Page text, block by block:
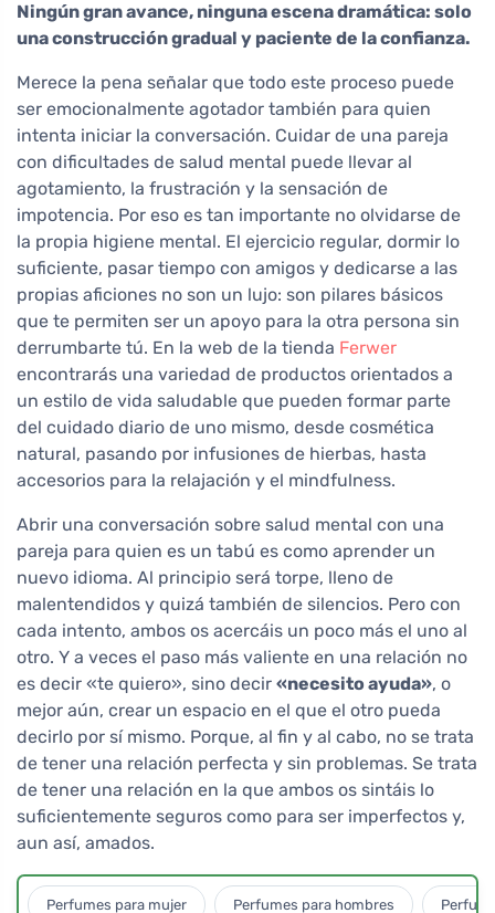
Ningún gran avance, ninguna escena dramática: solo
una construcción gradual y paciente de la confianza.
Merece la pena señalar que todo este proceso puede
ser emocionalmente agotador también para quien
intenta iniciar la conversación. Cuidar de una pareja
con dificultades de salud mental puede llevar al
agotamiento, la frustración y la sensación de
impotencia. Por eso es tan importante no olvidarse de
la propia higiene mental. El ejercicio regular, dormir lo
suficiente, pasar tiempo con amigos y dedicarse a las
propias aficiones no son un lujo: son pilares básicos
que te permiten ser un apoyo para la otra persona sin
derrumbarte tú. En la web de la tienda Ferwer
encontrarás una variedad de productos orientados a
un estilo de vida saludable que pueden formar parte
del cuidado diario de uno mismo, desde cosmética
natural, pasando por infusiones de hierbas, hasta
accesorios para la relajación y el mindfulness.
Abrir una conversación sobre salud mental con una
pareja para quien es un tabú es como aprender un
nuevo idioma. Al principio será torpe, lleno de
malentendidos y quizá también de silencios. Pero con
cada intento, ambos os acercáis un poco más el uno al
otro. Y a veces el paso más valiente en una relación no
es decir «te quiero», sino decir «necesito ayuda», o
mejor aún, crear un espacio en el que el otro pueda
decirlo por sí mismo. Porque, al fin y al cabo, no se trata
de tener una relación perfecta y sin problemas. Se trata
de tener una relación en la que ambos os sintáis lo
suficientemente seguros como para ser imperfectos y,
aun así, amados.
Perfumes para mujer Perfumes para hombres